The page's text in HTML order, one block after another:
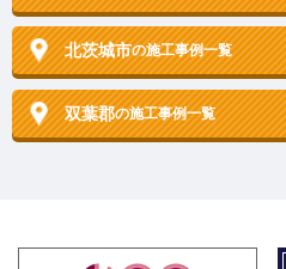
北茨城市の施工事例一覧
双葉郡の施工事例一覧